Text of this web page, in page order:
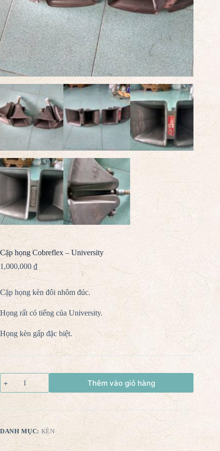
Cặp họng Cobreflex – University
1,000,000₫
Cặp họng kèn đôi nhôm đúc.
Họng rất có tiếng của University.
Họng kèn gấp đặc biệt.
Thêm vào giỏ hàng
DANH MỤC: KÈN